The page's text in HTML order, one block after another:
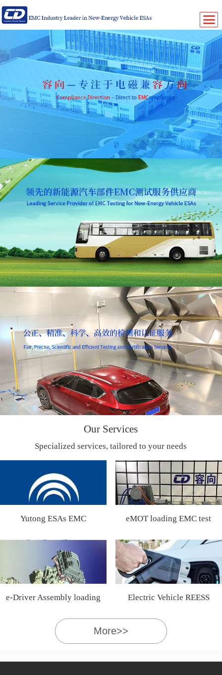
Our Services
Specialized services, tailored to your needs
Yutong ESAs EMC
eMOT loading EMC test
e-Driver Assembly loading
Electric Vehicle REESS
More>>